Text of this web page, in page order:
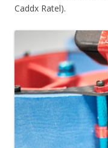
Caddx Ratel).